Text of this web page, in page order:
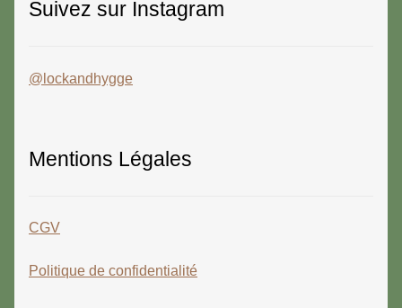
Suivez sur Instagram
@lockandhygge
Mentions Légales
CGV
Politique de confidentialité